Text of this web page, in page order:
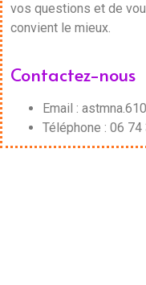
vos questions et de
convient le mieux.
Contactez-nous
Email :
Téléphone : 06 74